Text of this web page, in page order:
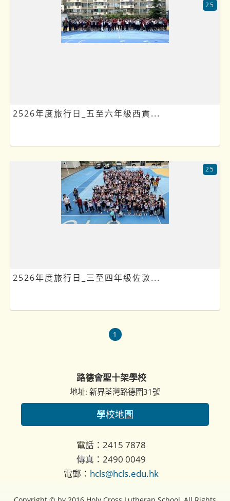
2526年度旅行日_五至六年級西貢...
25
2526年度旅行日_三至四年級佐敦...
25
1
路德會聖十架學校
地址: 新界荃灣路德圍31號
學校地圖
電話：2415 7878
傳真：2490 0049
電郵： hcls@hcls.edu.hk